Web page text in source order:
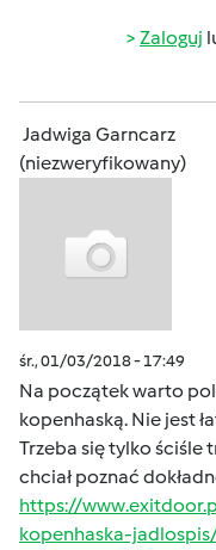
Zaloguj
Jadwiga Garncarz
(niezweryfikowany)
śr., 01/03/2018 - 17:49
Na początek warto
kopenhaską. Nie jest
Trzeba się tylko ściśle
chciał poznać
https://
kopenhaska-jadlospis/